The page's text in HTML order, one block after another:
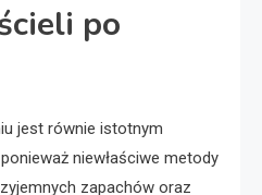
po
jest równie istotnym
niewłaściwe metody
zapachów oraz